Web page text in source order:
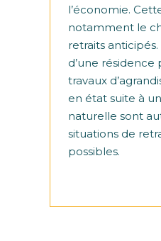
l’économie.
notamment le
retraits
d’une résidence
travaux
en état suite à
naturelle sont
situations de
possibles.